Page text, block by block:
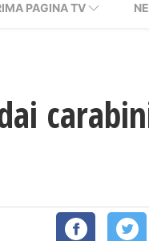
PAGINA TV